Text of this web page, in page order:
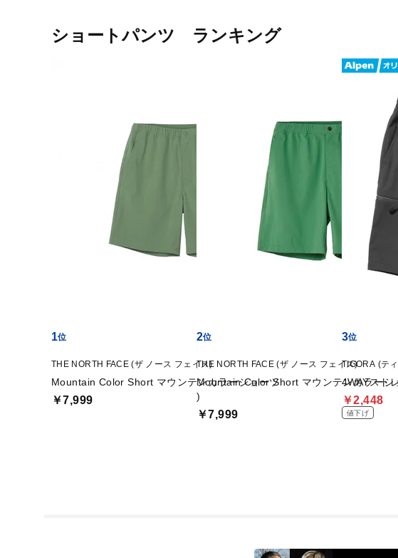
ショートパンツ ランキング
1
THE NORTH FACE (ザ ノース フェイス)
Mountain Color Short マウンテンカラーショーツ
￥7,999
2
THE NORTH FACE (ザ ノース フェイス)
Mountain Color Short マウンテンカラーシ
)
￥7,999
3
TIGORA (テ
4WAYスト
￥2,448
値下げ